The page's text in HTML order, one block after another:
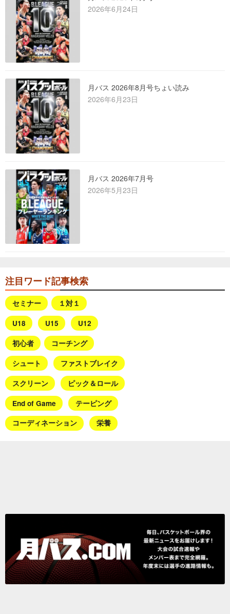
2026年6月24日
月バス 2026年8月号ちょい読み
2026年6月23日
月バス 2026年7月号
2026年5月23日
注目ワード記事検索
セミナー １対１
U18 U15 U12
初心者 コーチング
シュート ファストブレイク
スクリーン ピック＆ロール
End of Game テーピング
コーディネーション 栄養